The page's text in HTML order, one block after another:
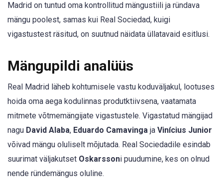
Madrid on tuntud oma kontrollitud mängustiili ja ründava
mängu poolest, samas kui Real Sociedad, kuigi
vigastustest räsitud, on suutnud näidata üllatavaid esitlusi.
Mängupildi analüüs
Real Madrid läheb kohtumisele vastu koduväljakul, lootuses
hoida oma aega kodulinnas produtktiivsena, vaatamata
mitmete võtmemängijate vigastustele. Vigastatud mängijad
nagu David Alaba, Eduardo Camavinga ja Vinícius Junior
võivad mängu oluliselt mõjutada. Real Sociedadile esindab
suurimat väljakutset Oskarssoni puudumine, kes on olnud
nende ründemängus oluline.